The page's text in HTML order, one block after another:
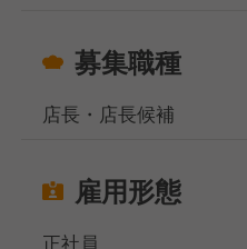
指導、新サービス提案な
暇制度もありますので、
かりとれます。
募集職種
店長・店長候補
雇用形態
正社員